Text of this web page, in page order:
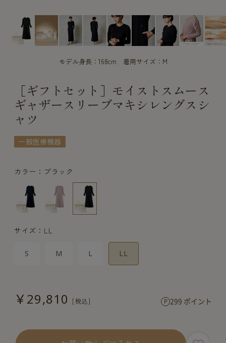
モデル身長：168cm 着用サイズ：M
［ギフトセット］モイストスムース
ギャザースリーブマキシレングスシ
ャツ
一般医療機器
カラー：ブラック
サイズ：LL
S M L LL
￥29,810 299 ポイント